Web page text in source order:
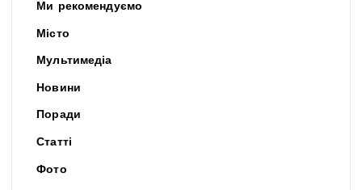
Ми рекомендуємо
Місто
Мультимедіа
Новини
Поради
Статті
Фото